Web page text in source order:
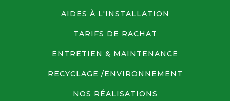
AIDES À L'INSTALLATION
TARIFS DE RACHAT
ENTRETIEN & MAINTENANCE
RECYCLAGE /ENVIRONNEMENT
NOS RÉALISATIONS